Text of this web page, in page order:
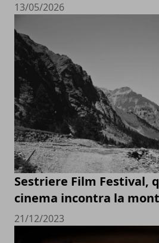
13/05/2026
Sestriere Film Festival,
cinema incontra la
21/12/2023